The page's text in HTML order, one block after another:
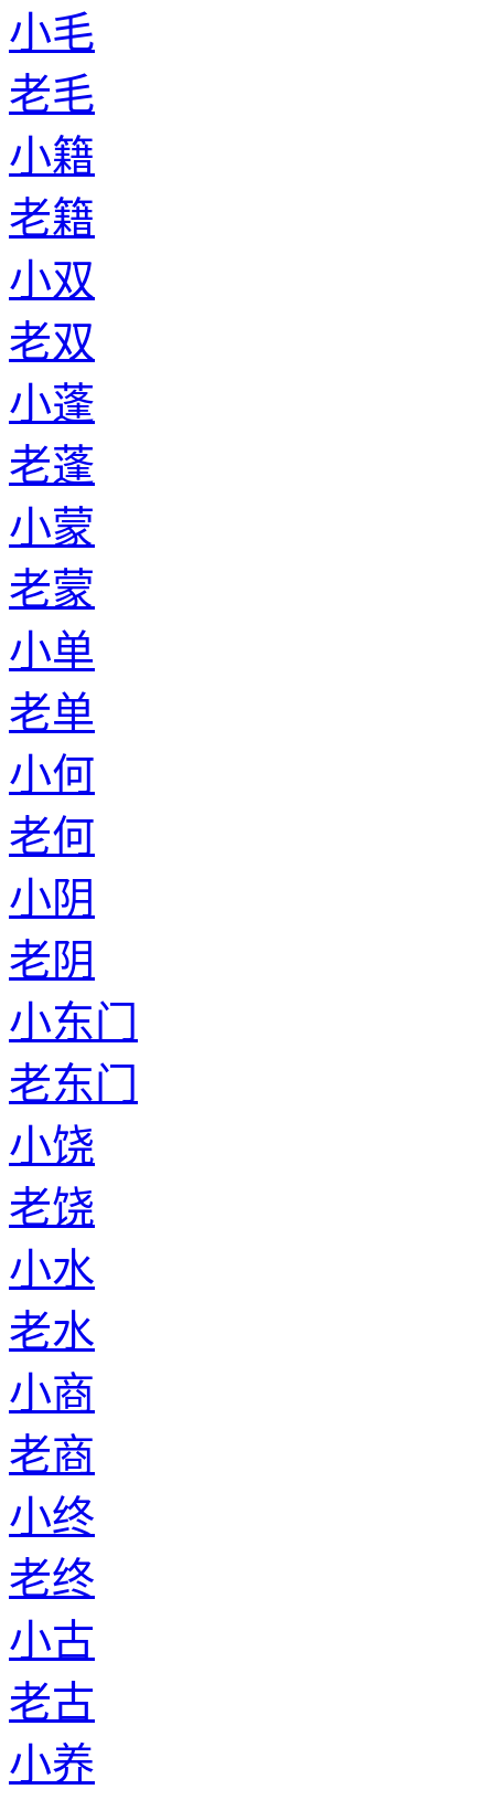
小毛
老毛
小籍
老籍
小双
老双
小蓬
老蓬
小蒙
老蒙
小单
老单
小何
老何
小阴
老阴
小东门
老东门
小饶
老饶
小水
老水
小商
老商
小终
老终
小古
老古
小养